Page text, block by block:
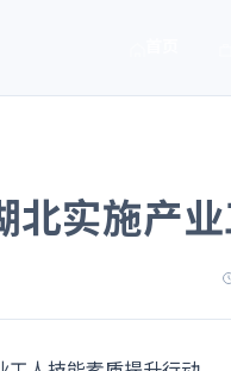
北实施产